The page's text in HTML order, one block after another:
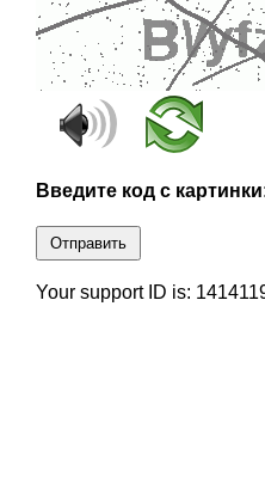
Введите код с
Отправить
Your support ID is: